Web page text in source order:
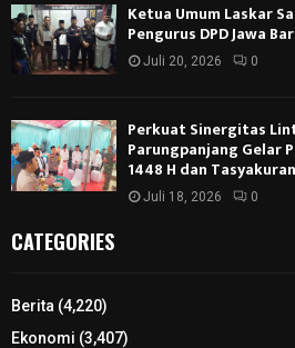
Ketua Umum Laskar
Pengurus DPD Jawa
Juli 20, 2026 0
Perkuat Sinergitas
Parungpanjang Gelar
1448 H dan Tasyakuran
Juli 18, 2026 0
CATEGORIES
Berita (4,220)
Ekonomi (3,407)